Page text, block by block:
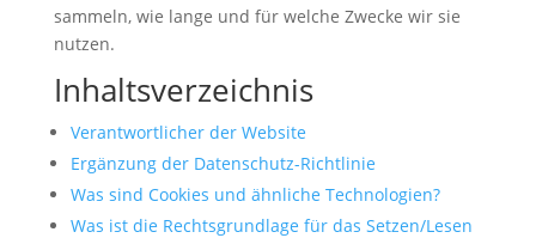
sammeln, wie lange und für welche Zwecke wir sie
nutzen.
Inhaltsverzeichnis
Verantwortlicher der Website
Ergänzung der Datenschutz-Richtlinie
Was sind Cookies und ähnliche Technologien?
Was ist die Rechtsgrundlage für das Setzen/Lesen